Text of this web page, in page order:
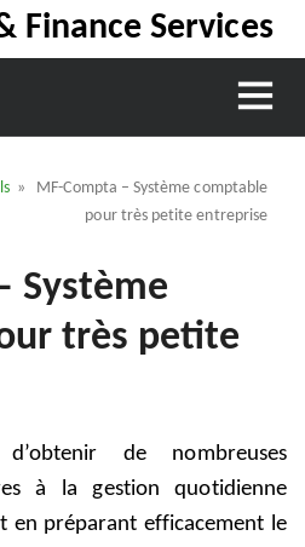
Finance Services
» MF-Compta – Système comptable
pour très petite entreprise
Système
très petite
de nombreuses
à la gestion quotidienne
en préparant efficacement le